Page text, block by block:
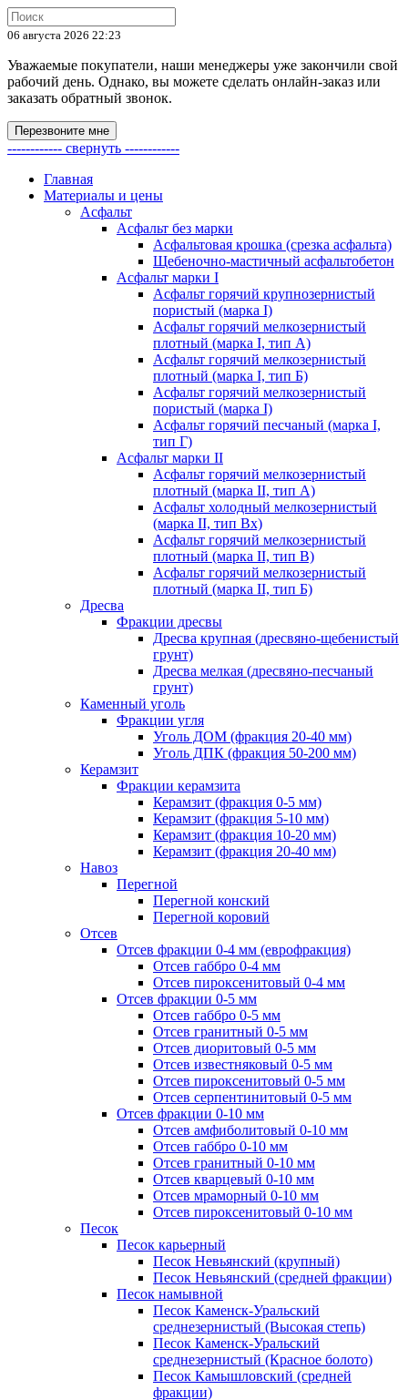
06 августа 2026 22:23
Уважаемые покупатели, наши менеджеры уже закончили свой
рабочий день. Однако, вы можете сделать онлайн-заказ или
заказать обратный звонок.
Перезвоните мне
------------ свернуть ------------
Главная
Материалы и цены
Асфальт
Асфальт без марки
Асфальтовая крошка (срезка асфальта)
Щебеночно-мастичный асфальтобетон
Асфальт марки I
Асфальт горячий крупнозернистый
пористый (марка I)
Асфальт горячий мелкозернистый
плотный (марка I, тип А)
Асфальт горячий мелкозернистый
плотный (марка I, тип Б)
Асфальт горячий мелкозернистый
пористый (марка I)
Асфальт горячий песчаный (марка I,
тип Г)
Асфальт марки II
Асфальт горячий мелкозернистый
плотный (марка II, тип А)
Асфальт холодный мелкозернистый
(марка II, тип Вх)
Асфальт горячий мелкозернистый
плотный (марка II, тип В)
Асфальт горячий мелкозернистый
плотный (марка II, тип Б)
Дресва
Фракции дресвы
Дресва крупная (дресвяно-щебенистый
грунт)
Дресва мелкая (дресвяно-песчаный
грунт)
Каменный уголь
Фракции угля
Уголь ДОМ (фракция 20-40 мм)
Уголь ДПК (фракция 50-200 мм)
Керамзит
Фракции керамзита
Керамзит (фракция 0-5 мм)
Керамзит (фракция 5-10 мм)
Керамзит (фракция 10-20 мм)
Керамзит (фракция 20-40 мм)
Навоз
Перегной
Перегной конский
Перегной коровий
Отсев
Отсев фракции 0-4 мм (еврофракция)
Отсев габбро 0-4 мм
Отсев пироксенитовый 0-4 мм
Отсев фракции 0-5 мм
Отсев габбро 0-5 мм
Отсев гранитный 0-5 мм
Отсев диоритовый 0-5 мм
Отсев известняковый 0-5 мм
Отсев пироксенитовый 0-5 мм
Отсев серпентинитовый 0-5 мм
Отсев фракции 0-10 мм
Отсев амфиболитовый 0-10 мм
Отсев габбро 0-10 мм
Отсев гранитный 0-10 мм
Отсев кварцевый 0-10 мм
Отсев мраморный 0-10 мм
Отсев пироксенитовый 0-10 мм
Песок
Песок карьерный
Песок Невьянский (крупный)
Песок Невьянский (средней фракции)
Песок намывной
Песок Каменск-Уральский
среднезернистый (Высокая степь)
Песок Каменск-Уральский
среднезернистый (Красное болото)
Песок Камышловский (средней
фракции)